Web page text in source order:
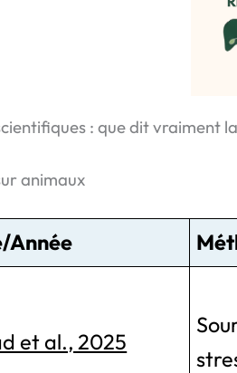
: que dit vraiment
animaux
Année
et al., 2025